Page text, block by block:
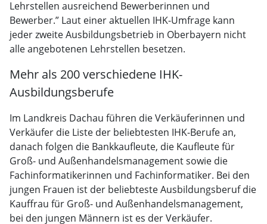
Lehrstellen ausreichend Bewerberinnen und
Bewerber.” Laut einer aktuellen IHK-Umfrage kann
jeder zweite Ausbildungsbetrieb in Oberbayern nicht
alle angebotenen Lehrstellen besetzen.
Mehr als 200 verschiedene IHK-
Ausbildungsberufe
Im Landkreis Dachau führen die Verkäuferinnen und
Verkäufer die Liste der beliebtesten IHK-Berufe an,
danach folgen die Bankkaufleute, die Kaufleute für
Groß- und Außenhandelsmanagement sowie die
Fachinformatikerinnen und Fachinformatiker. Bei den
jungen Frauen ist der beliebteste Ausbildungsberuf die
Kauffrau für Groß- und Außenhandelsmanagement,
bei den jungen Männern ist es der Verkäufer.